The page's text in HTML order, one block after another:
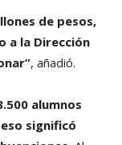
de pesos,
a la Dirección
, añadió.
alumnos
significó